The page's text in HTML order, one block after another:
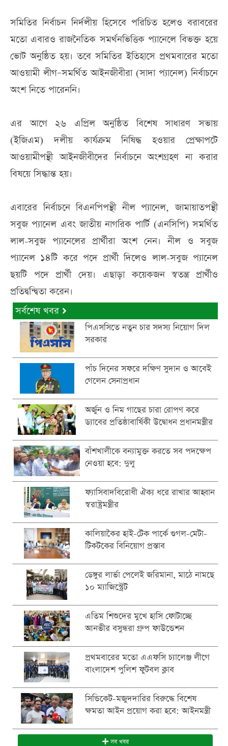
সমিতির নির্বাচন নির্দলীয় হিসেবে পরিচিত হলেও বরাবরের
মতো এবারও রাজনৈতিক সমর্থনভিত্তিক প্যানেলে বিভক্ত হয়ে
ভোট অনুষ্ঠিত হয়। তবে সমিতির ইতিহাসে প্রথমবারের মতো
আওয়ামী লীগ–সমর্থিত আইনজীবীরা (সাদা প্যানেল) নির্বাচনে
অংশ নিতে পারেননি।
এর আগে ২৬ এপ্রিল অনুষ্ঠিত বিশেষ সাধারণ সভায়
(ইজিএম) দলীয় কার্যক্রম নিষিদ্ধ হওয়ার প্রেক্ষাপটে
আওয়ামীপন্থী আইনজীবীদের নির্বাচনে অংশগ্রহণ না করার
বিষয়ে সিদ্ধান্ত হয়।
এবারের নির্বাচনে বিএনপিপন্থী নীল প্যানেল, জামায়াতপন্থী
সবুজ প্যানেল এবং জাতীয় নাগরিক পার্টি (এনসিপি) সমর্থিত
লাল-সবুজ প্যানেলের প্রার্থীরা অংশ নেন। নীল ও সবুজ
প্যানেল ১৪টি করে পদে প্রার্থী দিলেও লাল-সবুজ প্যানেল
ছয়টি পদে প্রার্থী দেয়। এছাড়া কয়েকজন স্বতন্ত্র প্রার্থীও
প্রতিদ্বন্দ্বিতা করেন।
সর্বশেষ খবর
পিএসসিতে নতুন চার সদস্য নিয়োগ দিল
সরকার
পাঁচ দিনের সফরে দক্ষিণ সুদান ও আবেই
গেলেন সেনাপ্রধান
অর্জুন ও নিম গাছের চারা রোপণ করে
ড্যাবের প্রতিষ্ঠাবার্ষিকী উদ্বোধন প্রধানমন্ত্রীর
বাঁশখালীকে বন্যামুক্ত করতে সব পদক্ষেপ
নেওয়া হবে: দুলু
ফ্যাসিবাদবিরোধী ঐক্য ধরে রাখার আহ্বান
স্বরাষ্ট্রমন্ত্রীর
কালিয়াকৈর হাই-টেক পার্কে গুগল-মেটা-
টিকটকের বিনিয়োগ প্রস্তাব
ডেঙ্গুর লার্ভা পেলেই জরিমানা, মাঠে নামছে
১০ ম্যাজিস্ট্রেট
এতিম শিশুদের মুখে হাসি ফোটাচ্ছে
আনভীর বসুন্ধরা গ্রুপ ফাউন্ডেশন
প্রথমবারের মতো এএফসি চ্যালেঞ্জ লীগে
বাংলাদেশ পুলিশ ফুটবল ক্লাব
সিন্ডিকেট-মজুদদারির বিরুদ্ধে বিশেষ
ক্ষমতা আইন প্রয়োগ করা হবে: আইনমন্ত্রী
সব খবর